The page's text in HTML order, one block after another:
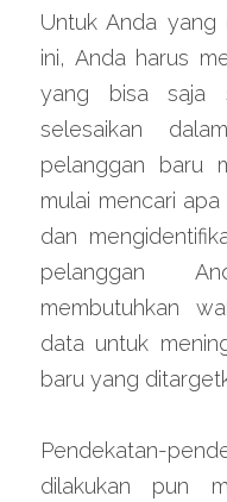
Untuk Anda yang
ini, Anda harus
yang bisa saja
selesaikan
pelanggan baru
mulai mencari
dan
pelanggan
membutuhkan
data untuk
baru yang
Pendekatan-
dilakukan pun